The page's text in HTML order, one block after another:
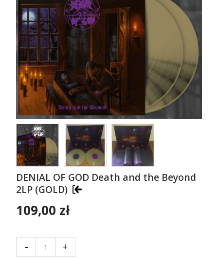
DENIAL OF GOD Death and the Beyond
2LP (GOLD)
109,00 zł
- +